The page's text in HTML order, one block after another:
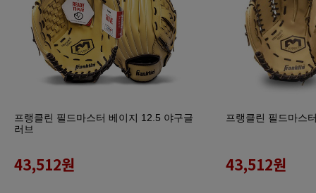
프랭클린 필드마스터 베이지 12.5 야구글
러브
43,512원
프랭클린 필드마스
43,512원